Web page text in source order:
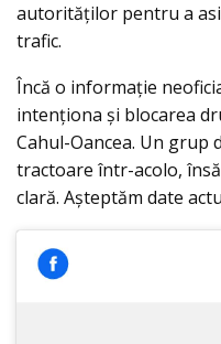
autorităților pentru a
trafic.
Încă o informație
intenționa și blocarea
Cahul-Oancea. Un grup
tractoare într-acolo,
clară. Așteptăm date